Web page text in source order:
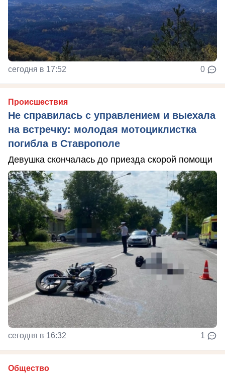
сегодня в 17:52 0
Происшествия
Не справилась с управлением и выехала
на встречку: молодая мотоциклистка
погибла в Ставрополе
Девушка скончалась до приезда скорой помощи
сегодня в 16:32 1
Общество